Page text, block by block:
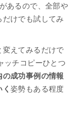
あるので、全部や
けでも試してみ
えてみるだけで
ッチコピーひとつ
の成功事例の情報
く姿勢もある程度